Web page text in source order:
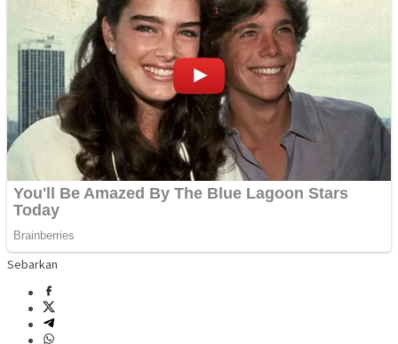
Sebarkan